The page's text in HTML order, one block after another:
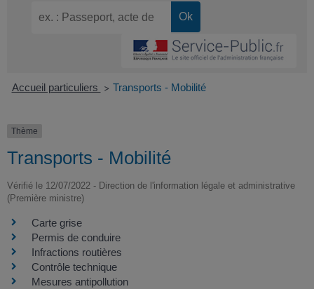
Accueil particuliers > Transports - Mobilité
Thème
Transports - Mobilité
Vérifié le 12/07/2022 - Direction de l'information légale et administrative
(Première ministre)
Carte grise
Permis de conduire
Infractions routières
Contrôle technique
Mesures antipollution